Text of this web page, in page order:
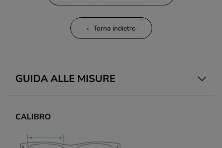
Torna indietro
GUIDA ALLE MISURE
CALIBRO